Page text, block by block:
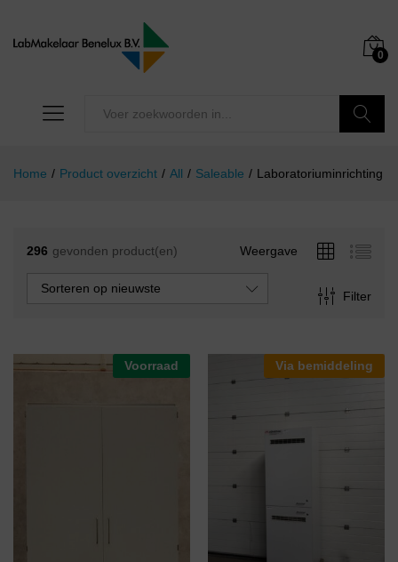
0
Home / Product overzicht / All / Saleable / Laboratoriuminrichting
296 gevonden product(en) Weergave
Filter
Sorteren op nieuwste
Voorraad Via bemiddeling